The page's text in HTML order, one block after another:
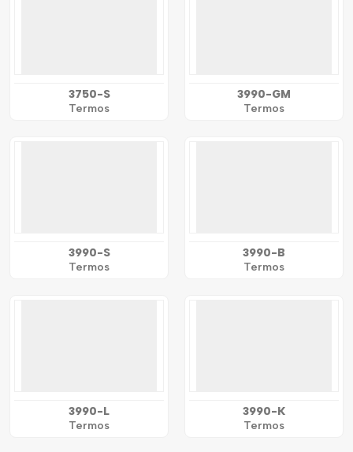
3750-S
Termos
3990-GM
Termos
3990-S
Termos
3990-B
Termos
3990-L
Termos
3990-K
Termos